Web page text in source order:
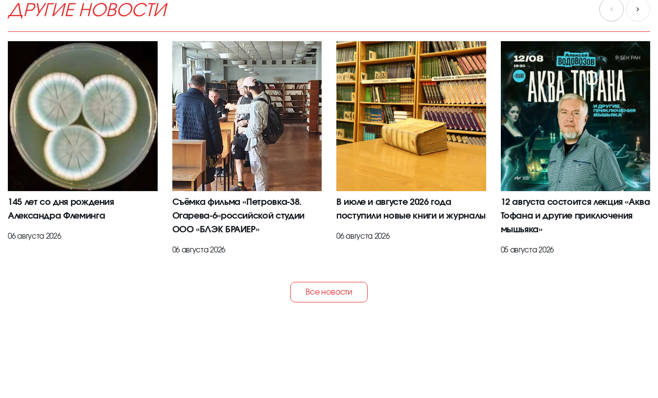
ДРУГИЕ НОВОСТИ
145 лет со дня рождения
Александра Флеминга
06 августа 2026
Съёмка фильма «Петровка-38.
Огарева-6»российской студии
ООО «БЛЭК БРАИЕР»
06 августа 2026
В июле и августе 2026 года
поступили новые книги и журналы
06 августа 2026
12 августа состоится лекция «Аква
Тофана и другие приключения
мышьяка»
05 августа 2026
Все новости